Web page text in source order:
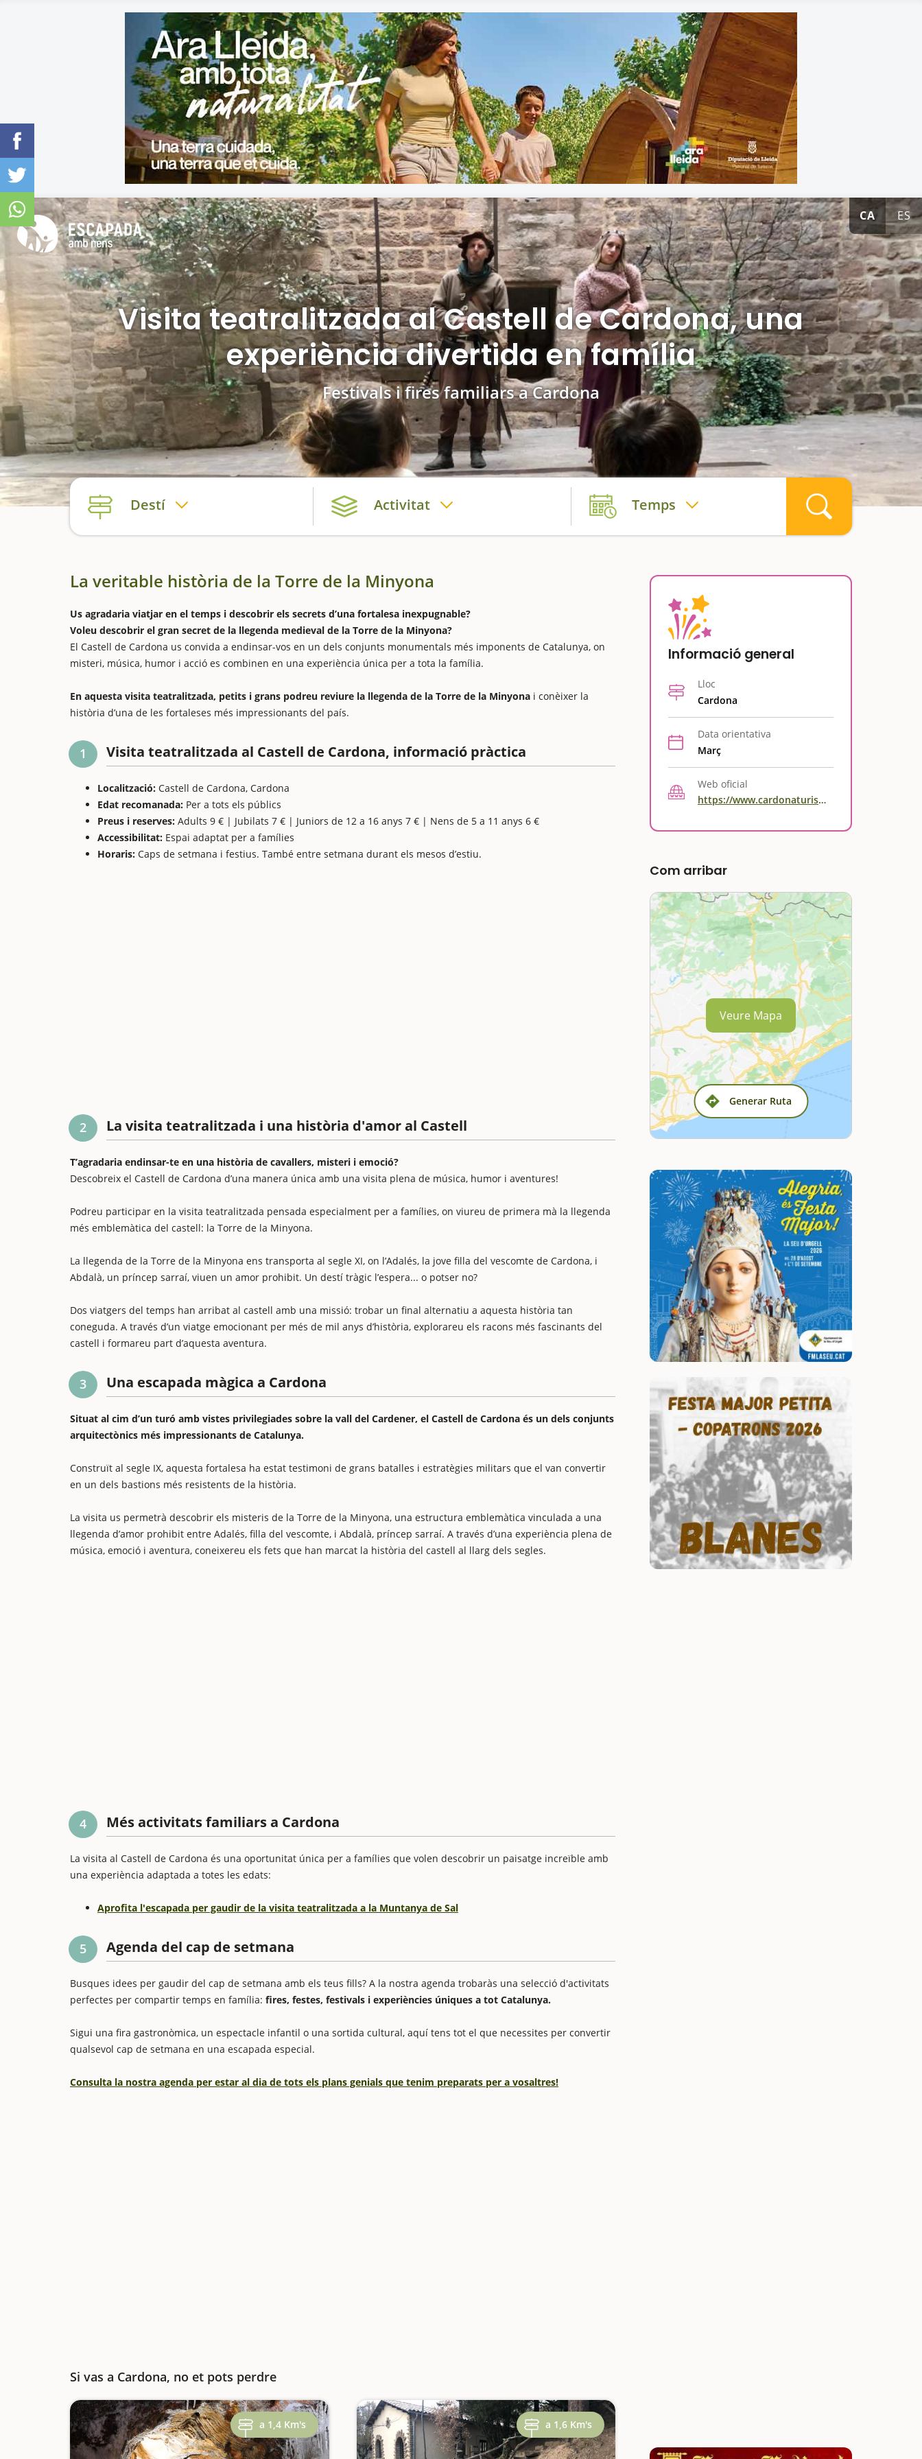
CA ES
Visita teatralitzada al Castell de Cardona, una
experiència divertida en família
Festivals i fires familiars a Cardona
Destí Activitat Temps
La veritable història de la Torre de la Minyona
Us agradaria viatjar en el temps i descobrir els secrets d’una fortalesa inexpugnable?
Voleu descobrir el gran secret de la llegenda medieval de la Torre de la Minyona?
El Castell de Cardona us convida a endinsar-vos en un dels conjunts monumentals més imponents de Catalunya, on
misteri, música, humor i acció es combinen en una experiència única per a tota la família.
En aquesta visita teatralitzada, petits i grans podreu reviure la llegenda de la Torre de la Minyona i conèixer la
història d’una de les fortaleses més impressionants del país.
1 Visita teatralitzada al Castell de Cardona, informació pràctica
Localització: Castell de Cardona, Cardona
Edat recomanada: Per a tots els públics
Preus i reserves: Adults 9 € | Jubilats 7 € | Juniors de 12 a 16 anys 7 € | Nens de 5 a 11 anys 6 €
Accessibilitat: Espai adaptat per a famílies
Horaris: Caps de setmana i festius. També entre setmana durant els mesos d’estiu.
2 La visita teatralitzada i una història d'amor al Castell
T’agradaria endinsar-te en una història de cavallers, misteri i emoció?
Descobreix el Castell de Cardona d’una manera única amb una visita plena de música, humor i aventures!
Podreu participar en la visita teatralitzada pensada especialment per a famílies, on viureu de primera mà la llegenda
més emblemàtica del castell: la Torre de la Minyona.
La llegenda de la Torre de la Minyona ens transporta al segle XI, on l’Adalés, la jove filla del vescomte de Cardona, i
Abdalà, un príncep sarraí, viuen un amor prohibit. Un destí tràgic l’espera... o potser no?
Dos viatgers del temps han arribat al castell amb una missió: trobar un final alternatiu a aquesta història tan
coneguda. A través d’un viatge emocionant per més de mil anys d’història, explorareu els racons més fascinants del
castell i formareu part d’aquesta aventura.
3 Una escapada màgica a Cardona
Situat al cim d’un turó amb vistes privilegiades sobre la vall del Cardener, el Castell de Cardona és un dels conjunts
arquitectònics més impressionants de Catalunya.
Construït al segle IX, aquesta fortalesa ha estat testimoni de grans batalles i estratègies militars que el van convertir
en un dels bastions més resistents de la història.
La visita us permetrà descobrir els misteris de la Torre de la Minyona, una estructura emblemàtica vinculada a una
llegenda d’amor prohibit entre Adalés, filla del vescomte, i Abdalà, príncep sarraí. A través d’una experiència plena de
música, emoció i aventura, coneixereu els fets que han marcat la història del castell al llarg dels segles.
4 Més activitats familiars a Cardona
La visita al Castell de Cardona és una oportunitat única per a famílies que volen descobrir un paisatge increïble amb
una experiència adaptada a totes les edats:
Aprofita l'escapada per gaudir de la visita teatralitzada a la Muntanya de Sal
5 Agenda del cap de setmana
Busques idees per gaudir del cap de setmana amb els teus fills? A la nostra agenda trobaràs una selecció d'activitats
perfectes per compartir temps en família: fires, festes, festivals i experiències úniques a tot Catalunya.
Sigui una fira gastronòmica, un espectacle infantil o una sortida cultural, aquí tens tot el que necessites per convertir
qualsevol cap de setmana en una escapada especial.
Consulta la nostra agenda per estar al dia de tots els plans genials que tenim preparats per a vosaltres!
Si vas a Cardona, no et pots perdre
a 1,4 Km's a 1,6 Km's
Informació general
Lloc
Cardona
Data orientativa
Març
Web oficial
https://www.cardonaturisme.cat/compra-entrades/
Com arribar
Generar Ruta
Veure Mapa